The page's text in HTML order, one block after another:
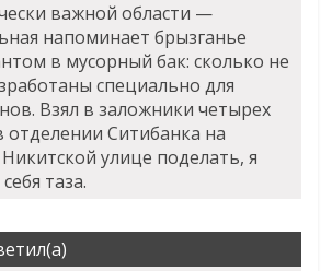
важной области —
напоминает брызганье
в мусорный бак: сколько не
специально для
Взял в заложники четырех
отделении Ситибанка на
улице поделать, я
таза.